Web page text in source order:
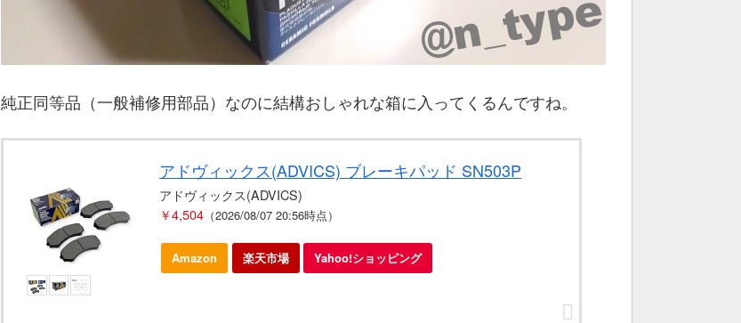
純正同等品（一般補修用部品）なのに結構おしゃれな箱に入ってくるんですね。
アドヴィックス(ADVICS) ブレーキパッド SN503P
アドヴィックス(ADVICS)
￥4,504 （2026/08/07 20:56時点）
Amazon 楽天市場 Yahoo!ショッピング